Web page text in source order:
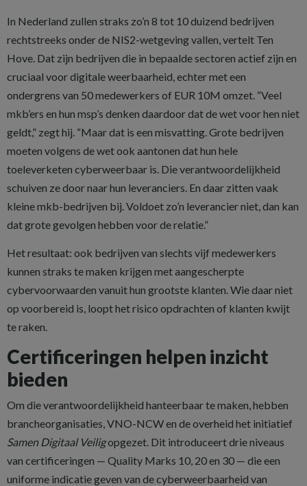
In Nederland zullen straks zo’n 8 tot 10 duizend bedrijven
rechtstreeks onder de NIS2-wetgeving vallen, vertelt Ten
Hove. Dat zijn bedrijven die in bepaalde sectoren actief zijn en
cruciaal voor digitale weerbaarheid, echter met een
ondergrens van 50 medewerkers of EUR 10M omzet. “Veel
mkb’ers en hun msp’s denken daardoor dat de wet voor hen niet
geldt,” zegt hij. “Maar dat is een misvatting. Grote bedrijven
moeten volgens de wet ook aantonen dat hun hele
toeleverketen cyberweerbaar is. Die verantwoordelijkheid
schuiven ze door naar hun leveranciers. En daar zitten vaak
kleine mkb-bedrijven bij. Voldoet zo’n leverancier niet, dan kan
dat grote gevolgen hebben voor de relatie.”
Het resultaat: ook bedrijven van slechts vijf medewerkers
kunnen straks te maken krijgen met aangescherpte
cybervoorwaarden vanuit hun grootste klanten. Wie daar niet
op voorbereid is, loopt het risico opdrachten of klanten kwijt
te raken.
Certificeringen helpen inzicht
bieden
Om die verantwoordelijkheid hanteerbaar te maken, hebben
brancheorganisaties, VNO-NCW en de overheid het initiatief
Samen Digitaal Veiligopgezet. Dit introduceert drie niveaus
van certificeringen — Quality Marks 10, 20 en 30 — die een
uniforme indicatie geven van de cyberweerbaarheid van